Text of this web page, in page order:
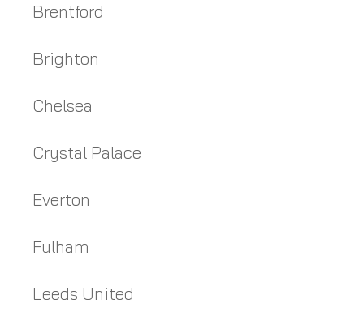
Brentford
Brighton
Chelsea
Crystal Palace
Everton
Fulham
Leeds United